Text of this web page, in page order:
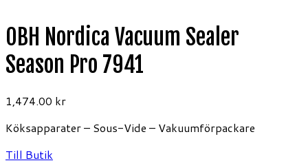
OBH Nordica Vacuum Sealer
Season Pro 7941
1,474.00 kr
Köksapparater – Sous-Vide – Vakuumförpackare
Till Butik